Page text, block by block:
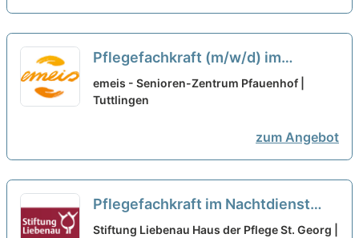
Pflegefachkraft (m/w/d) im
Nachtdienst in Teilzeit – Wir
suchen Zuwachs in unserem Team!
emeis - Senioren-Zentrum Pfauenhof |
Tuttlingen
zum Angebot
Pflegefachkraft im Nachtdienst
(m/w/d) in Teilzeit - Wir suchen
Stiftung Liebenau Haus der Pflege St. Georg |